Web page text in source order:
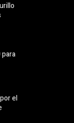
el